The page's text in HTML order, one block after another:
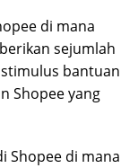
di mana
sejumlah
bantuan
Shopee yang
Shopee di mana